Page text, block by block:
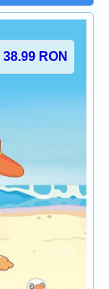
38.99 RON